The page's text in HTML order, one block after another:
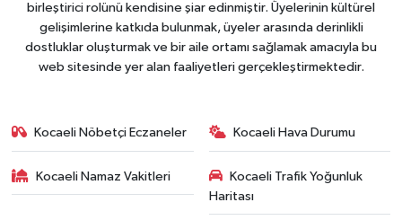
birleştirici rolünü kendisine şiar edinmiştir. Üyelerinin kültürel
gelişimlerine katkıda bulunmak, üyeler arasında derinlikli
dostluklar oluşturmak ve bir aile ortamı sağlamak amacıyla bu
web sitesinde yer alan faaliyetleri gerçekleştirmektedir.
Kocaeli Nöbetçi Eczaneler Kocaeli Hava Durumu
Kocaeli Namaz Vakitleri
Kocaeli Trafik Yoğunluk
Haritası